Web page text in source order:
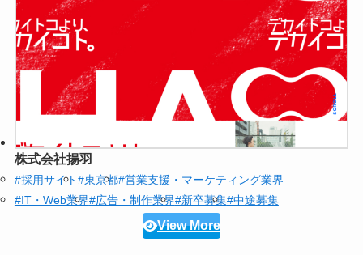
株式会社揚羽
#採用サイト#東京都#営業支援・マーケティング業界
#IT・Web業界#広告・制作業界#新卒募集#中途募集
View More